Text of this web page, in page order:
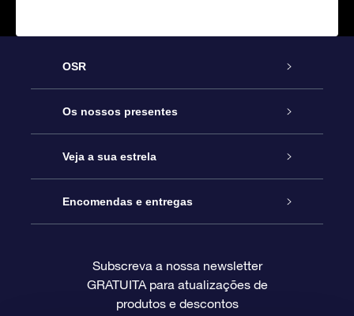
OSR
Serviço
Contactos
O Blog
Avaliações
Os nossos presentes
Prenda Star Online
Pacote Prenda OSR
O Cartão Presente OSR
Veja a sua estrela
Registo de Estrela
Página de Estrela personalizada
Encomendas e entregas
Informação de pagamento
Subscreva a nossa newsletter
GRATUITA para atualizações de
produtos e descontos